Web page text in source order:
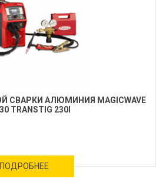
СВАРКИ АЛЮМИНИЯ MAGICWAVE
TRANSTIG 230I
ПОДРОБНЕЕ